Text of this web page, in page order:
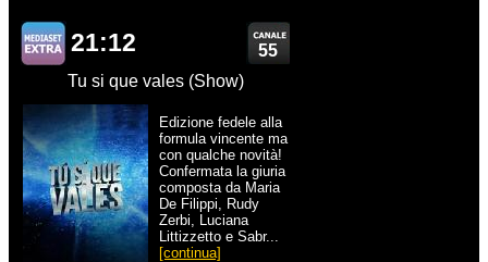
21:12
55
Tu si que vales (Show)
Edizione fedele alla
formula vincente ma
con qualche novità!
Confermata la giuria
composta da Maria
De Filippi, Rudy
Zerbi, Luciana
Littizzetto e Sabr...
[continua]